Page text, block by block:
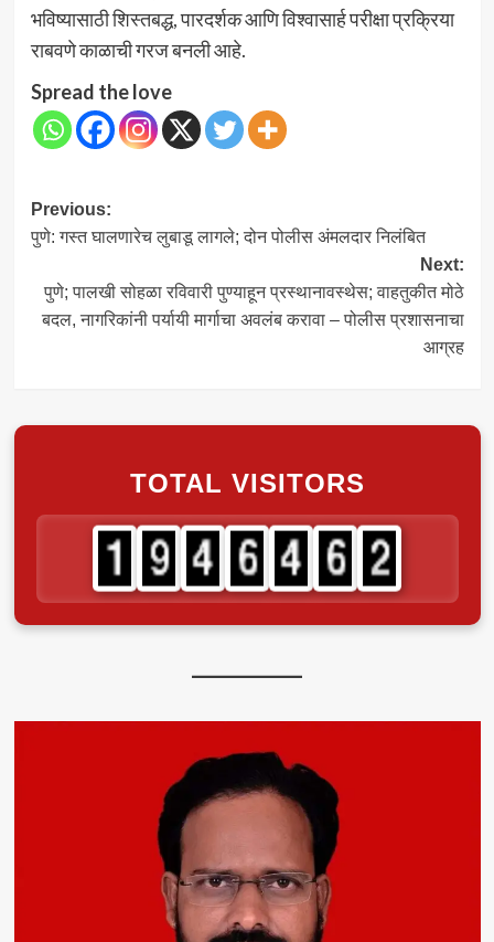
भविष्यासाठी शिस्तबद्ध, पारदर्शक आणि विश्वासार्ह परीक्षा प्रक्रिया
राबवणे काळाची गरज बनली आहे.
Spread the love
Post
navigation
Previous:
पुणे: गस्त घालणारेच लुबाडू लागले; दोन पोलीस अंमलदार निलंबित
Next:
पुणे; पालखी सोहळा रविवारी पुण्याहून प्रस्थानावस्थेस; वाहतुकीत मोठे
बदल, नागरिकांनी पर्यायी मार्गाचा अवलंब करावा – पोलीस प्रशासनाचा
आग्रह
TOTAL VISITORS